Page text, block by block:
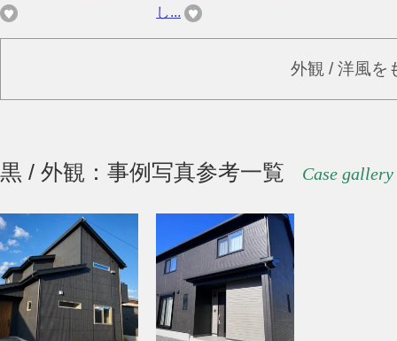
し...
外観 / 洋風を
黒 / 外観：事例写真参考一覧 Case gallery